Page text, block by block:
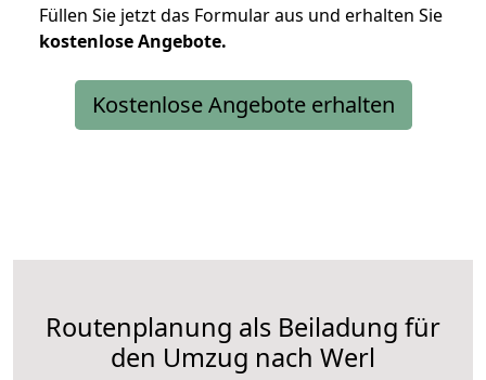
Füllen Sie jetzt das Formular aus und erhalten Sie
kostenloseAngebote.
Kostenlose Angebote erhalten
Routenplanung als Beiladung für
den Umzug nach Werl